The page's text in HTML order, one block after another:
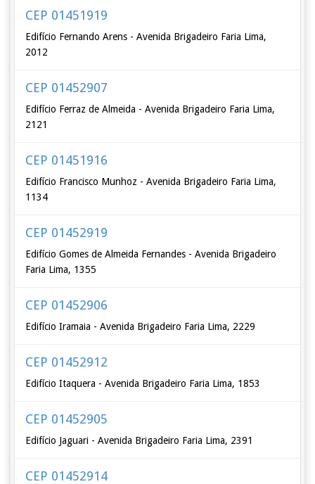
CEP 01451919
Edifício Fernando Arens - Avenida Brigadeiro Faria Lima,
2012
CEP 01452907
Edifício Ferraz de Almeida - Avenida Brigadeiro Faria Lima,
2121
CEP 01451916
Edifício Francisco Munhoz - Avenida Brigadeiro Faria Lima,
1134
CEP 01452919
Edifício Gomes de Almeida Fernandes - Avenida Brigadeiro
Faria Lima, 1355
CEP 01452906
Edifício Iramaia - Avenida Brigadeiro Faria Lima, 2229
CEP 01452912
Edifício Itaquera - Avenida Brigadeiro Faria Lima, 1853
CEP 01452905
Edifício Jaguari - Avenida Brigadeiro Faria Lima, 2391
CEP 01452914